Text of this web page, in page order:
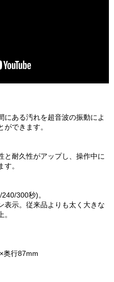
にある汚れを超音波の振動によ
できます。
と耐久性がアップし、操作中に
。
300秒)。
表示。従来品よりも太く大きな
奥行87mm